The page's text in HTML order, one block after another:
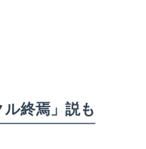
終焉」説も